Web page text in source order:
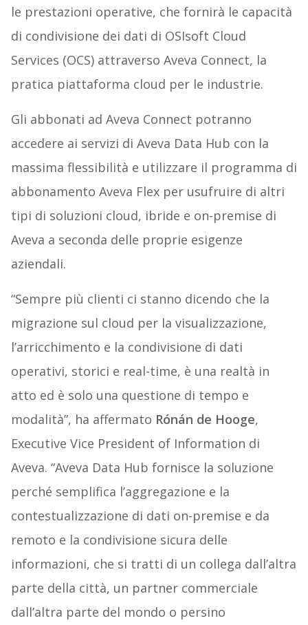
le prestazioni operative, che fornirà le capacità
di condivisione dei dati di OSIsoft Cloud
Services (OCS) attraverso Aveva Connect, la
pratica piattaforma cloud per le industrie.
Gli abbonati ad Aveva Connect potranno
accedere ai servizi di Aveva Data Hub con la
massima flessibilità e utilizzare il programma di
abbonamento Aveva Flex per usufruire di altri
tipi di soluzioni cloud, ibride e on-premise di
Aveva a seconda delle proprie esigenze
aziendali.
“Sempre più clienti ci stanno dicendo che la
migrazione sul cloud per la visualizzazione,
l’arricchimento e la condivisione di dati
operativi, storici e real-time, è una realtà in
atto ed è solo una questione di tempo e
modalità”, ha affermato Rónán de Hooge,
Executive Vice President of Information di
Aveva. “Aveva Data Hub fornisce la soluzione
perché semplifica l’aggregazione e la
contestualizzazione di dati on-premise e da
remoto e la condivisione sicura delle
informazioni, che si tratti di un collega dall’altra
parte della città, un partner commerciale
dall’altra parte del mondo o persino